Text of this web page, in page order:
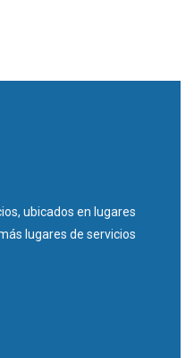
ubicados en lugares
lugares de servicios